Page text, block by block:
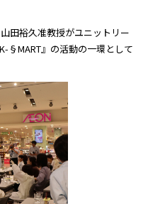
田裕久准教授がユニットリー
§MART』の活動の一環として